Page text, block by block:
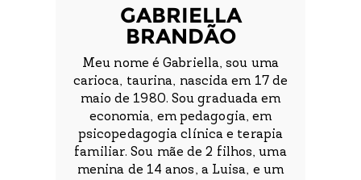
GABRIELLA
BRANDÃO
Meu nome é Gabriella, sou uma
carioca, taurina, nascida em 17 de
maio de 1980. Sou graduada em
economia, em pedagogia, em
psicopedagogia clínica e terapia
familiar. Sou mãe de 2 filhos, uma
menina de 14 anos, a Luisa, e um